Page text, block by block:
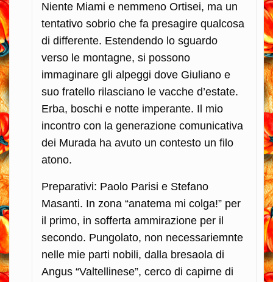
Niente Miami e nemmeno Ortisei, ma un
tentativo sobrio che fa presagire qualcosa
di differente. Estendendo lo sguardo
verso le montagne, si possono
immaginare gli alpeggi dove Giuliano e
suo fratello rilasciano le vacche d’estate.
Erba, boschi e notte imperante. Il mio
incontro con la generazione comunicativa
dei Murada ha avuto un contesto un filo
atono.
Preparativi: Paolo Parisi e Stefano
Masanti. In zona “anatema mi colga!” per
il primo, in sofferta ammirazione per il
secondo. Pungolato, non necessariemnte
nelle mie parti nobili, dalla bresaola di
Angus “Valtellinese”, cerco di capirne di